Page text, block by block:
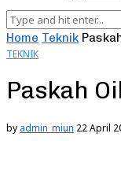
Home Teknik
TEKNIK
Paskah
by admin_miun 22 April